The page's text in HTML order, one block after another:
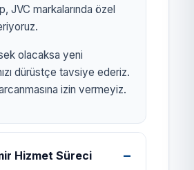
JVC markalarında özel
olacaksa yeni
dürüstçe tavsiye ederiz.
izin vermeyiz.
Hizmet Süreci